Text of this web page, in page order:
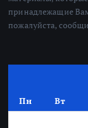
принадлежащие
пожалуйста,
Пн Вт